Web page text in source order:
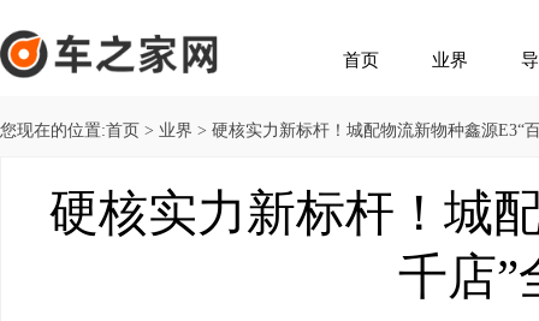
首页 业界
您现在的位置:首页 > 业界 > 硬核实力新标杆！城配物流新物种鑫源E3“
硬核实力新标杆！城
千店”